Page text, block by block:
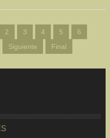
2 3 4 5
6
Siguiente Final